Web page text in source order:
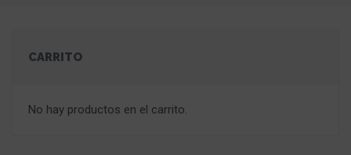
CARRITO
No hay productos en el carrito.